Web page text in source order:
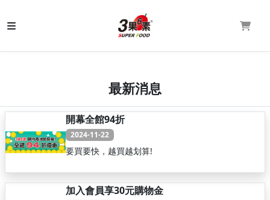
最新消息
開幕全館94折
2024-11-22
要買要快，越買越划算!
繼續閱讀
加入會員享30元購物金